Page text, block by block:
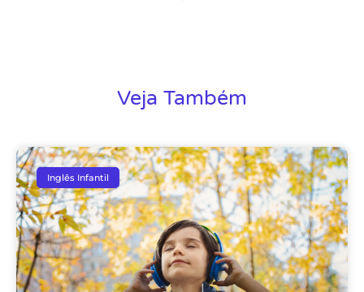
Veja Também
Inglês Infantil